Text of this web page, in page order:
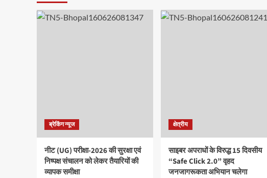
ब्रेकिंग न्यूज
नीट (UG) परीक्षा-2026 की सुरक्षा एवं
निष्पक्ष संचालन को लेकर तैयारियों की
व्यापक समीक्षा
क्षेत्रीय
साइबर अपराधों के विरुद्ध 15 दिवसीय
“Safe Click 2.0” वृहद
जनजागरूकता अभियान चलेगा